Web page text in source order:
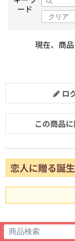
ード
クリア
現在、商
ロ
この商品
恋人に贈る誕